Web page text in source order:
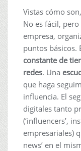
Vistas cómo son,
No es fácil,
empresa,
puntos básicos.
constante de
redes. Una
que haga
influencia. El
digitales tanto
(‘influencers’,
empresariales)
news’ en el